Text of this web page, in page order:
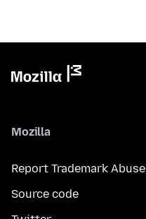
Mozilla
Report Trademark Abuse
Source code